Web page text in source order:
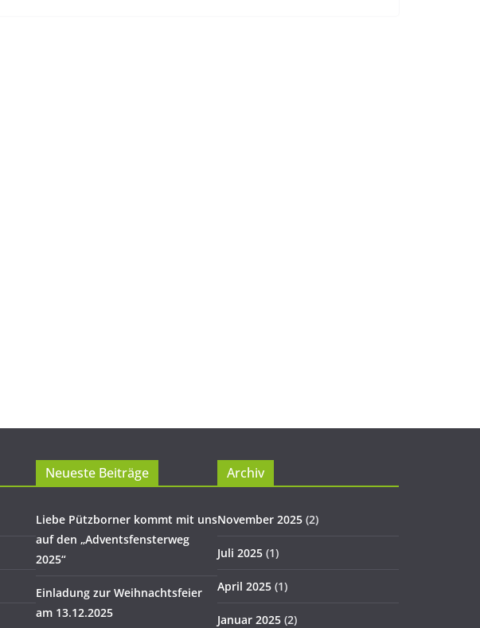
Neueste Beiträge
Liebe Pützborner kommt mit uns
auf den „Adventsfensterweg
2025“
Einladung zur Weihnachtsfeier
am 13.12.2025
Archiv
November 2025 (2)
Juli 2025 (1)
April 2025 (1)
Januar 2025 (2)